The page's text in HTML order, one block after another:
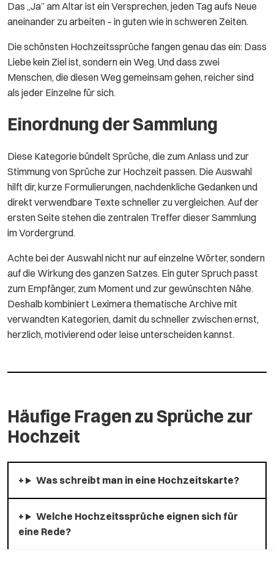
Das „Ja” am Altar ist ein Versprechen, jeden Tag aufs Neue
aneinander zu arbeiten – in guten wie in schweren Zeiten.
Die schönsten Hochzeitssprüche fangen genau das ein: Dass
Liebe kein Ziel ist, sondern ein Weg. Und dass zwei
Menschen, die diesen Weg gemeinsam gehen, reicher sind
als jeder Einzelne für sich.
Einordnung der Sammlung
Diese Kategorie bündelt Sprüche, die zum Anlass und zur
Stimmung von Sprüche zur Hochzeit passen. Die Auswahl
hilft dir, kurze Formulierungen, nachdenkliche Gedanken und
direkt verwendbare Texte schneller zu vergleichen. Auf der
ersten Seite stehen die zentralen Treffer dieser Sammlung
im Vordergrund.
Achte bei der Auswahl nicht nur auf einzelne Wörter, sondern
auf die Wirkung des ganzen Satzes. Ein guter Spruch passt
zum Empfänger, zum Moment und zur gewünschten Nähe.
Deshalb kombiniert Leximera thematische Archive mit
verwandten Kategorien, damit du schneller zwischen ernst,
herzlich, motivierend oder leise unterscheiden kannst.
Häufige Fragen zu Sprüche zur
Hochzeit
Was schreibt man in eine Hochzeitskarte?
Welche Hochzeitssprüche eignen sich für
eine Rede?